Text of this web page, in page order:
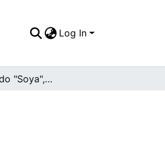
Log In
Alvaro, apodado "Soya", personaje típico del municipio